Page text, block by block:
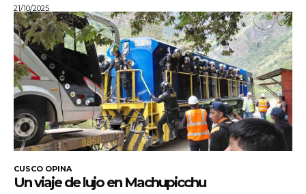
21/10/2025
CUSCO OPINA
Un viaje de lujo en Machupicchu